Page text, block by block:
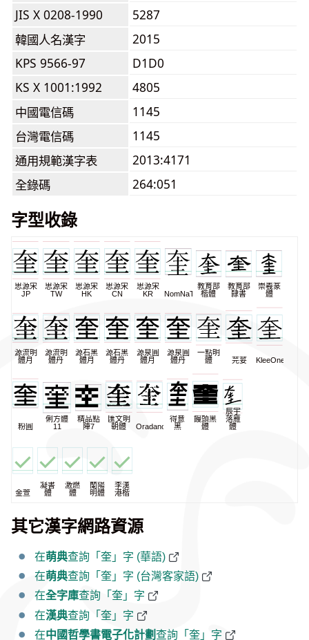
JIS X 0208-1990
5287
韓國人名漢字
2015
KPS 9566-97
D1D0
KS X 1001:1992
4805
中國電信碼
1145
台灣電信碼
1145
通用規範漢字表
2013:4171
全錄碼
264:051
字型收錄
思源宋
JP
思源宋
TW
思源宋
HK
思源宋
CN
思源宋
KR
NomNaTong
教育部
楷體
教育部
隸書
崇羲篆
體
源流明
體月
源流明
體丹
源石黑
體月
源石黑
體丹
源泉圓
體月
源泉圓
體丹
一點明
體
芫荽 KleeOne
粉圓
俐方體
11
精品點
陣7
匯文明
朝體
Oradano
得意
黑
饅頭黑
體
辰宇
落雁
體
金萱
凝書
體
激燃
體
蘭陽
明體
李漢
港楷
其它漢字網路資源
在萌典查詢「奎」字 (華語)
在萌典查詢「奎」字 (台灣客家語)
在全字庫查詢「奎」字
在漢典查詢「奎」字
在中國哲學書電子化計劃查詢「奎」字